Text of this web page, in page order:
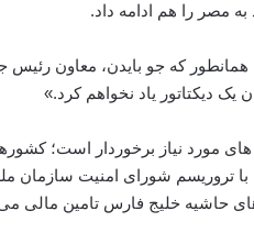
مصر را هم ادامه داد.
که جو بایدن، معاون رئیس
مورد نیاز برخوردار است؛
تروریسم شورای امنیت سازمان
حاشیه خلیج فارس تامین مالی